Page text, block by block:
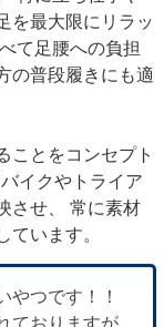
を最大限にリラッ
て足腰への負担
の普段履きにも適
ことをコンセプト
イクやトライア
させ、 常に素材
います。
やつです！！
ておりますが、